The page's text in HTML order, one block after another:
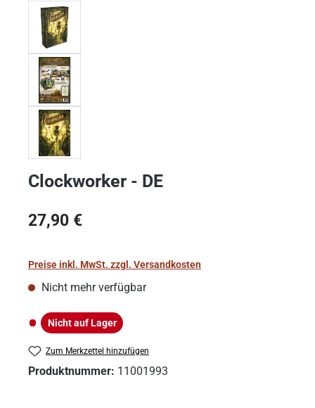
Clockworker - DE
Regulärer Preis:
27,90 €
Preise inkl. MwSt. zzgl. Versandkosten
Nicht mehr verfügbar
Nicht auf Lager
Nicht auf Lager
Zum Merkzettel hinzufügen
Produktnummer: 11001993